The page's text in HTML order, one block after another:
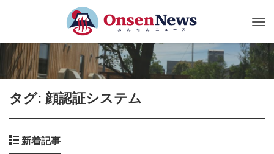
タグ: 顔認証システム
新着記事